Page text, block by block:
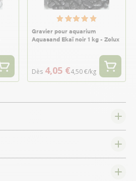
Gravier pour aquarium
Aquasand Ekaï noir 1 kg - Zolux
Dès 4,05 €4,50 €/kg